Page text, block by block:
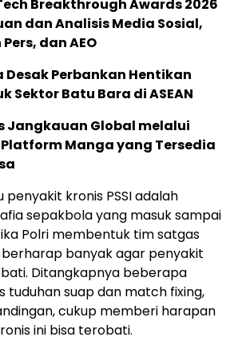
Breakthrough Awards 2026
dan Analisis Media Sosial,
dan AEO
Desak Perbankan Hentikan
Sektor Batu Bara di ASEAN
Jangkauan Global melalui
Platform Manga yang Tersedia
penyakit kronis PSSI adalah
sepakbola yang masuk sampai
Polri membentuk tim satgas
banyak agar penyakit
Ditangkapnya beberapa
tuduhan suap dan match fixing,
cukup memberi harapan
ini bisa terobati.